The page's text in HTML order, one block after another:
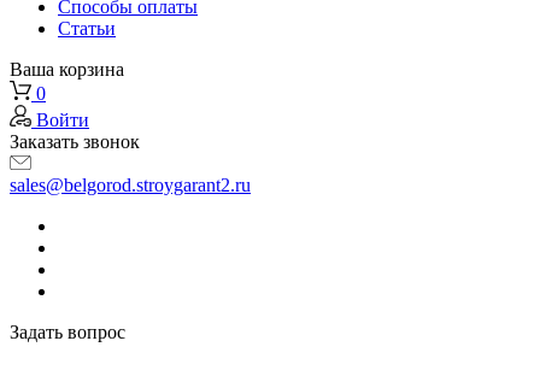
Способы оплаты
Статьи
Ваша корзина
0
Войти
Заказать звонок
sales@belgorod.stroygarant2.ru
Задать вопрос